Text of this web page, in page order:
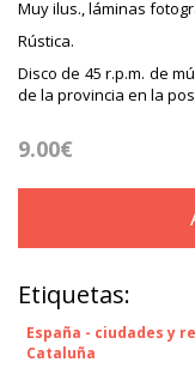
Muy ilus., láminas
Rústica.
Disco de 45 r.p.m. de
de la provincia en la
9.00€
Etiquetas:
España - ciudades y
Cataluña